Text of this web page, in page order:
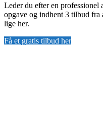
Leder du efter en
opgave og indhent 3 tilbud
lige her.
Få et gratis tilbud her